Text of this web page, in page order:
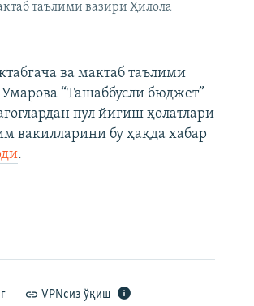
таълими вазири Ҳилола
ва мактаб таълими
“Ташаббусли бюджет”
пул йиғиш ҳолатлари
вакилларини бу ҳақда хабар
.
VPNсиз ўқиш